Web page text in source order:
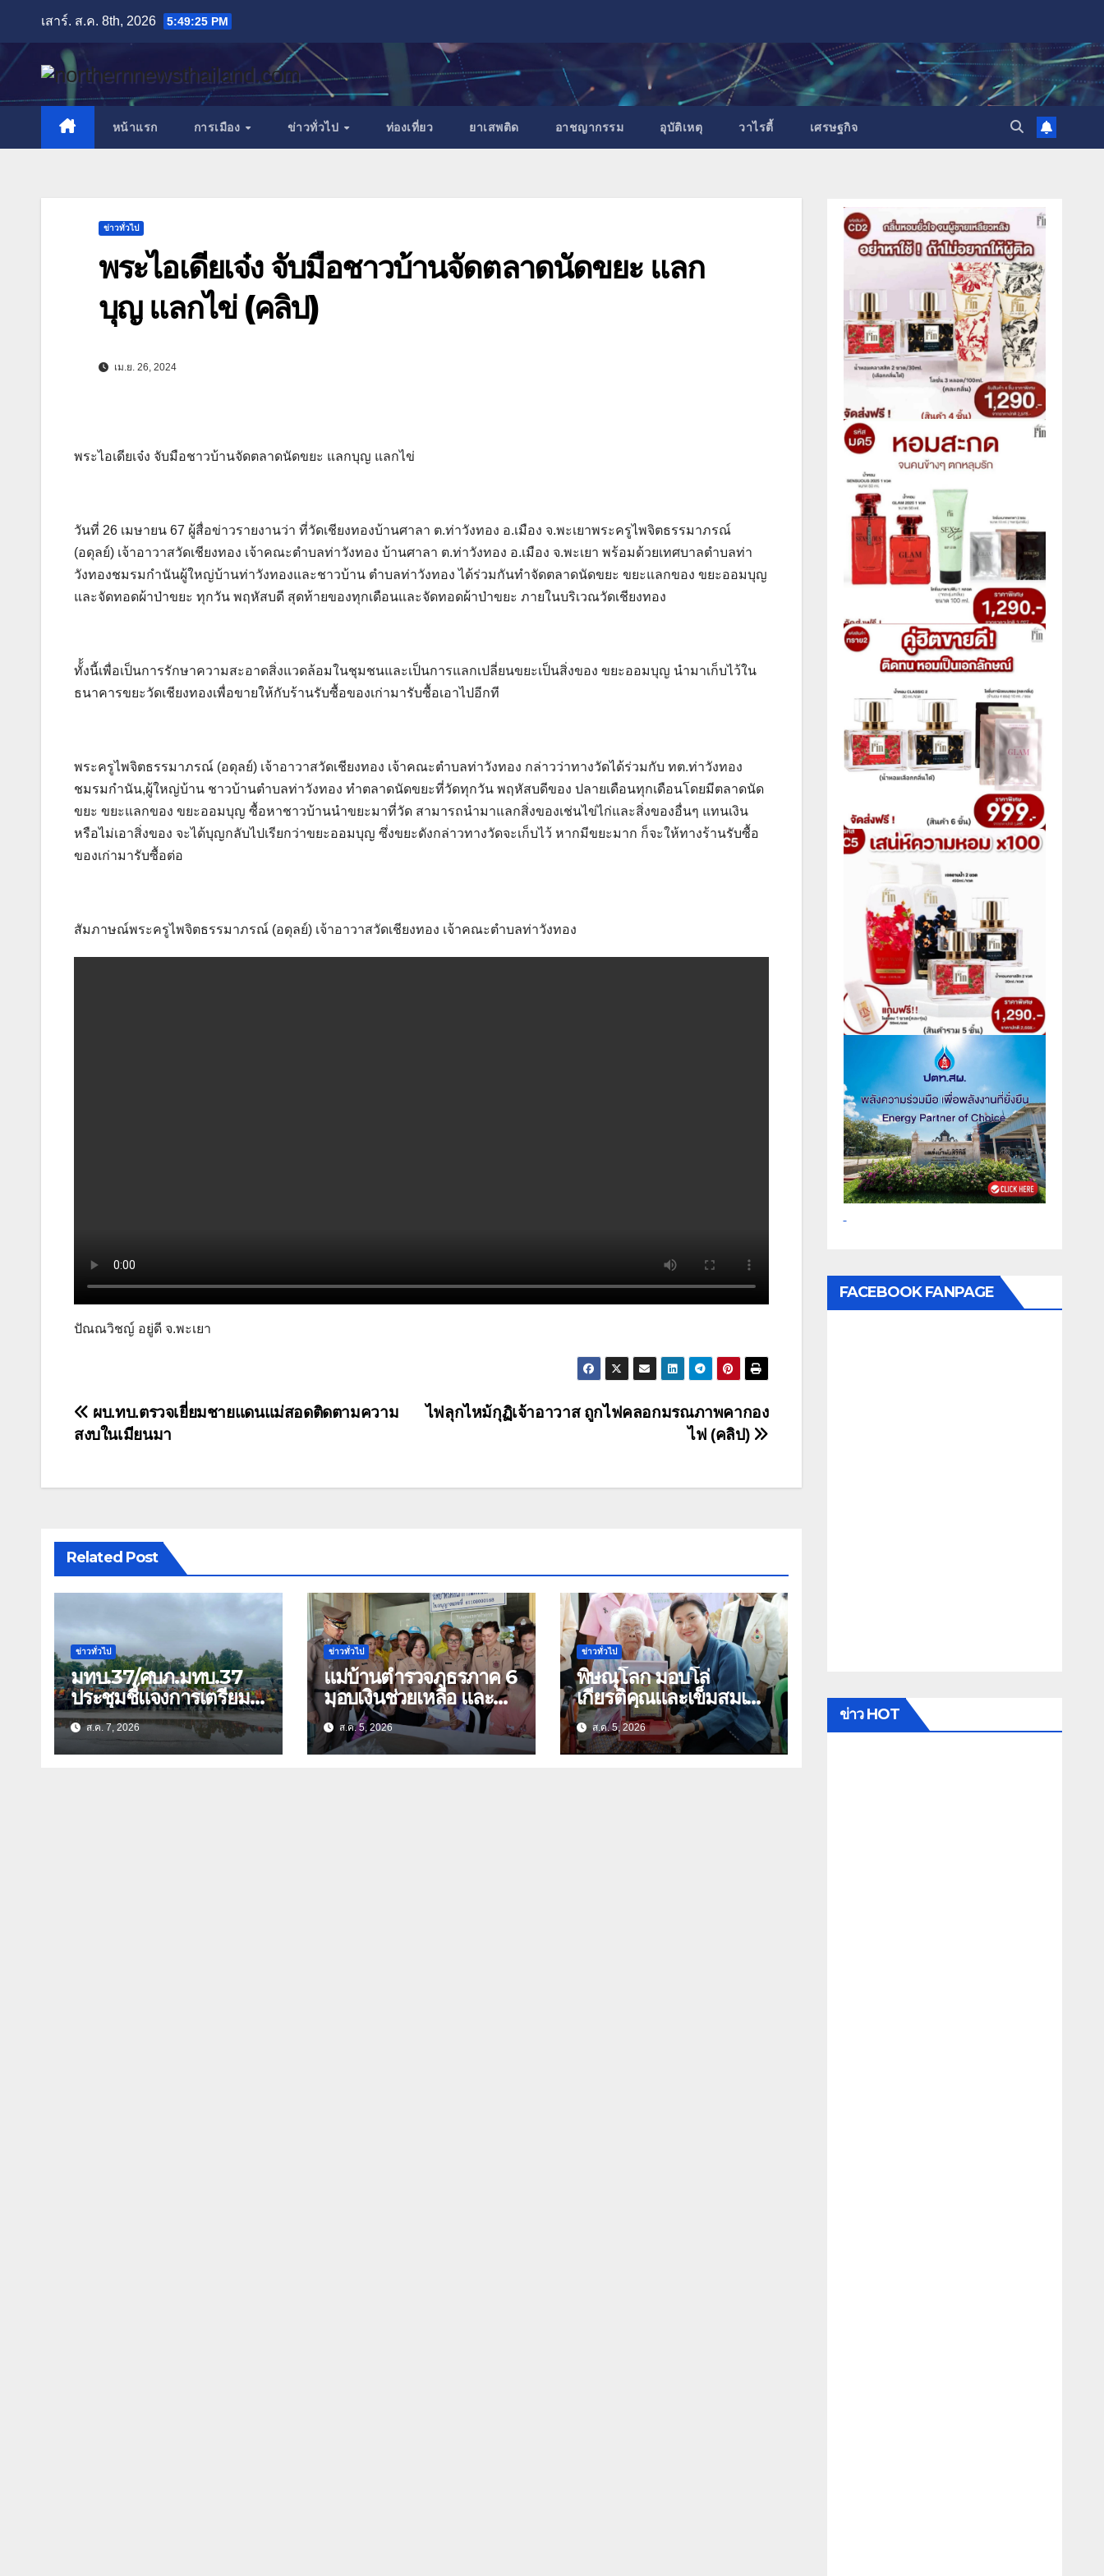
content
เสาร์. ส.ค. 8th, 2026 5:49:26 PM
หน้าแรก การเมือง ข่าวทั่วไป ท่องเที่ยว ยาเสพติด อาชญากรรม อุบัติเหตุ วาไรตี้ เศรษฐกิจ
ข่าวทั่วไป
พระไอเดียเจ๋ง จับมือชาวบ้านจัดตลาดนัดขยะ แลก
บุญ แลกไข่ (คลิป)
เม.ย. 26, 2024
พระไอเดียเจ๋ง จับมือชาวบ้านจัดตลาดนัดขยะ แลกบุญ แลกไข่
วันที่ 26 เมษายน 67 ผู้สื่อข่าวรายงานว่า ที่วัดเชียงทองบ้านศาลา ต.ท่าวังทอง อ.เมือง จ.พะเยาพระครูไพจิตธรรมาภรณ์
(อดุลย์) เจ้าอาวาสวัดเชียงทอง เจ้าคณะตำบลท่าวังทอง บ้านศาลา ต.ท่าวังทอง อ.เมือง จ.พะเยา พร้อมด้วยเทศบาลตำบลท่า
วังทองชมรมกำนันผู้ใหญ่บ้านท่าวังทองและชาวบ้าน ตำบลท่าวังทอง ได้ร่วมกันทำจัดตลาดนัดขยะ ขยะแลกของ ขยะออมบุญ
และจัดทอดผ้าป่าขยะ ทุกวัน พฤหัสบดี สุดท้ายของทุกเดือนและจัดทอดผ้าป่าขยะ ภายในบริเวณวัดเชียงทอง
ทั้้งนี้เพื่อเป็นการรักษาความสะอาดสิ่งแวดล้อมในชุมชนและเป็นการแลกเปลี่ยนขยะเป็นสิ่งของ ขยะออมบุญ นำมาเก็บไว้ใน
ธนาคารขยะวัดเชียงทองเพื่อขายให้กับร้านรับซื้อของเก่ามารับซื้อเอาไปอีกที
พระครูไพจิตธรรมาภรณ์ (อดุลย์) เจ้าอาวาสวัดเชียงทอง เจ้าคณะตำบลท่าวังทอง กล่าวว่าทางวัดได้ร่วมกับ ทต.ท่าวังทอง
ชมรมกำนัน,ผู้ใหญ่บ้าน ชาวบ้านตำบลท่าวังทอง ทำตลาดนัดขยะที่วัดทุกวัน พฤหัสบดีของ ปลายเดือนทุกเดือนโดยมีตลาดนัด
ขยะ ขยะแลกของ ขยะออมบุญ ซื้อหาชาวบ้านนำขยะมาที่วัด สามารถนำมาแลกสิ่งของเช่นไข่ไก่และสิ่งของอื่นๆ แทนเงิน
หรือไม่เอาสิ่งของ จะได้บุญกลับไปเรียกว่าขยะออมบุญ ซึ่งขยะดังกล่าวทางวัดจะเก็บไว้ หากมีขยะมาก ก็จะให้ทางร้านรับซื้อ
ของเก่ามารับซื้อต่อ
สัมภาษณ์พระครูไพจิตธรรมาภรณ์ (อดุลย์) เจ้าอาวาสวัดเชียงทอง เจ้าคณะตำบลท่าวังทอง
ปัณณวิชญ์ อยู่ดี จ.พะเยา
แนะแนว
ไฟลุกไหม้กุฏิเจ้าอาวาส ถูกไฟคลอกมรณภาพคากอง
ไฟ (คลิป)
ผบ.ทบ.ตรวจเยี่ยมชายแดนแม่สอดติดตามความ
สงบในเมียนมา
Related Post
ข่าวทั่วไป
มทบ.37/ศบภ.มทบ.37
ประชุมชี้แจงการเตรียม
การ และตรวจความ
พร้อมด้านการบรรเทา
สาธารณภัย
ส.ค. 7, 2026
ข่าวทั่วไป
แม่บ้านตำรวจภูธรภาค 6
มอบเงินช่วยเหลือ และ
สิ่งของบำรุงขวัญ บุตร-
ธิดา ข้าราชการตำรวจ
จังหวัดอุทัยธานี
ส.ค. 5, 2026
ข่าวทั่วไป
พิษณุโลก มอบโล่
เกียรติคุณและเข็มสมเด็จ
ย่า อายุ 100 ปี “นางจอม
นุ่มเนตร” ตำบลบ้าน
กร่าง อำเภอเมือง
ส.ค. 5, 2026
FACEBOOK FANPAGE
ข่าว HOT